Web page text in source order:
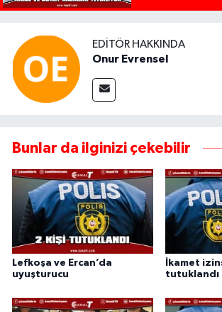
EDITÖR HAKKINDA
Onur Evrensel
Bunlar da ilginizi çekebilir
Lefkoşa ve Ercan’da
uyuşturucu
İkamet
tutuklandı